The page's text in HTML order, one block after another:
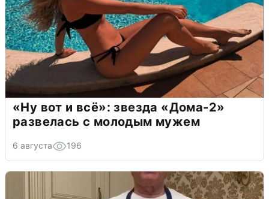
«Ну вот и всё»: звезда «Дома-2»
развелась с молодым мужем
6 августа 196